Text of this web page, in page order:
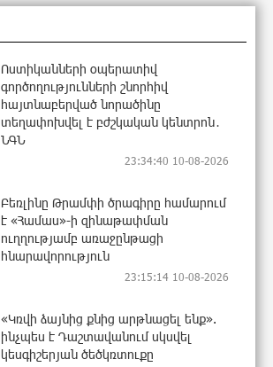
Ոստիկանների օպերատիվ
գործողությունների շնորհիվ
հայտնաբերված նորածինը
տեղափոխվել է բժշկական կենտրոն․
ՆԳՆ
23:34:40 10-08-2026
Բեռլինը Թրամփի ծրագիրը համարում
է «Համաս»-ի զինաթափման
ուղղությամբ առաջընթացի
հնարավորություն
23:15:14 10-08-2026
«Կռվի ձայնից քնից արթնացել ենք».
ինչպես է Դաշտավանում սկսվել
կեսգիշերյան ծեծկռտուքը